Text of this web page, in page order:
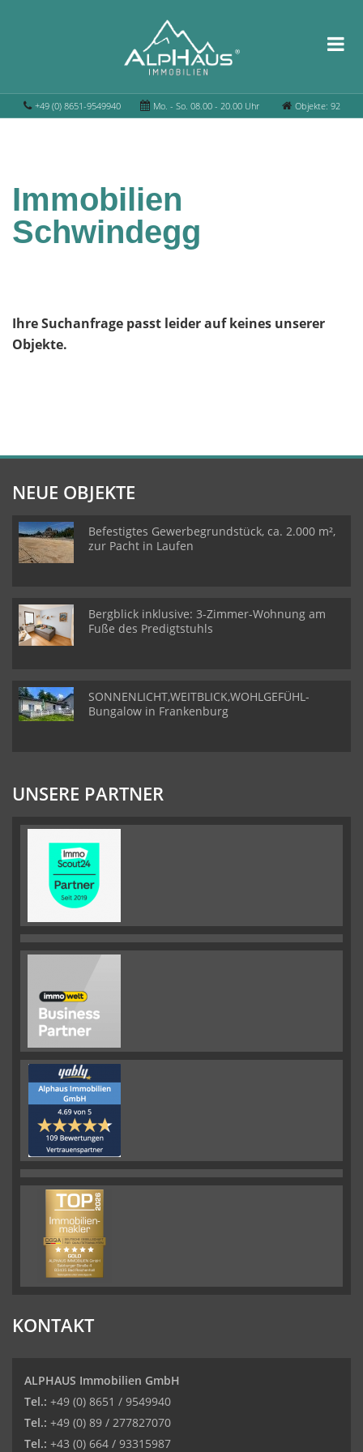
+49 (0) 8651-9549940 Mo. - So. 08.00 - 20.00 Uhr Objekte: 92
Immobilien
Schwindegg
Ihre Suchanfrage passt leider auf keines unserer
Objekte.
NEUE OBJEKTE
Befestigtes Gewerbegrundstück, ca. 2.000 m²,
zur Pacht in Laufen
Bergblick inklusive: 3-Zimmer-Wohnung am
Fuße des Predigtstuhls
SONNENLICHT,WEITBLICK,WOHLGEFÜHL-
Bungalow in Frankenburg
UNSERE PARTNER
KONTAKT
ALPHAUS Immobilien GmbH
Tel.: +49 (0) 8651 / 9549940
Tel.: +49 (0) 89 / 277827070
Tel.: +43 (0) 664 / 93315987